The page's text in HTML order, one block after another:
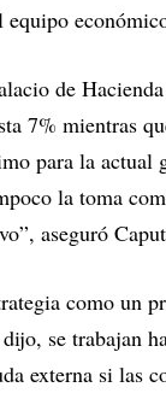
equipo
de
7% mientras
para la
la toma
aseguró
como un
se trabajan
externa si las